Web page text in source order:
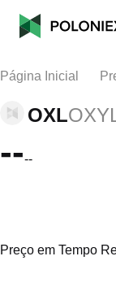
Página Inicial
OXL
----
Preço em Tempo